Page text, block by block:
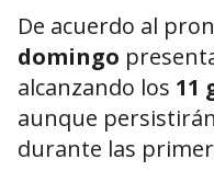
De acuerdo al
domingo
alcanzando los 11
aunque
durante las